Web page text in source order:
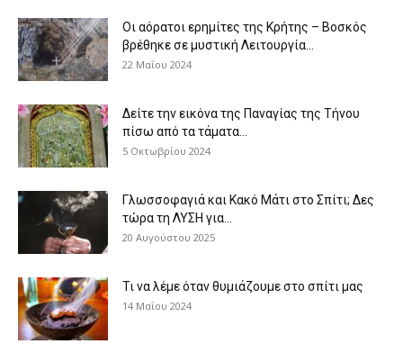
Οι αόρατοι ερημίτες της Κρήτης – Βοσκός
βρέθηκε σε μυστική Λειτουργία...
22 Μαΐου 2024
Δείτε την εικόνα της Παναγίας της Τήνου
πίσω από τα τάματα...
5 Οκτωβρίου 2024
Γλωσσοφαγιά και Κακό Μάτι στο Σπίτι; Δες
τώρα τη ΛΥΣΗ για...
20 Αυγούστου 2025
Τι να λέμε όταν θυμιάζουμε στο σπίτι μας
14 Μαΐου 2024